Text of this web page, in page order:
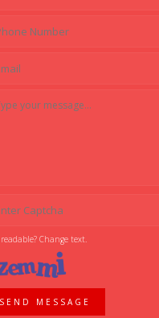
Change text.
SEND MESSAGE